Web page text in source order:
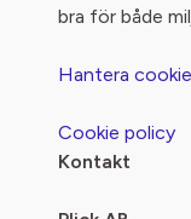
bra för både
Hantera
Cookie policy
Kontakt